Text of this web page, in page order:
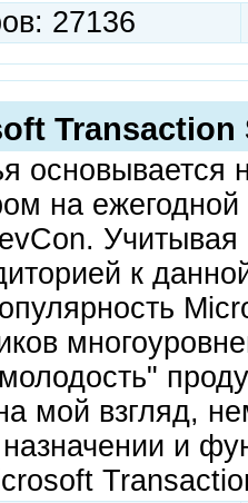
27136
Transaction
основывается
на
к
мой взгляд,
и